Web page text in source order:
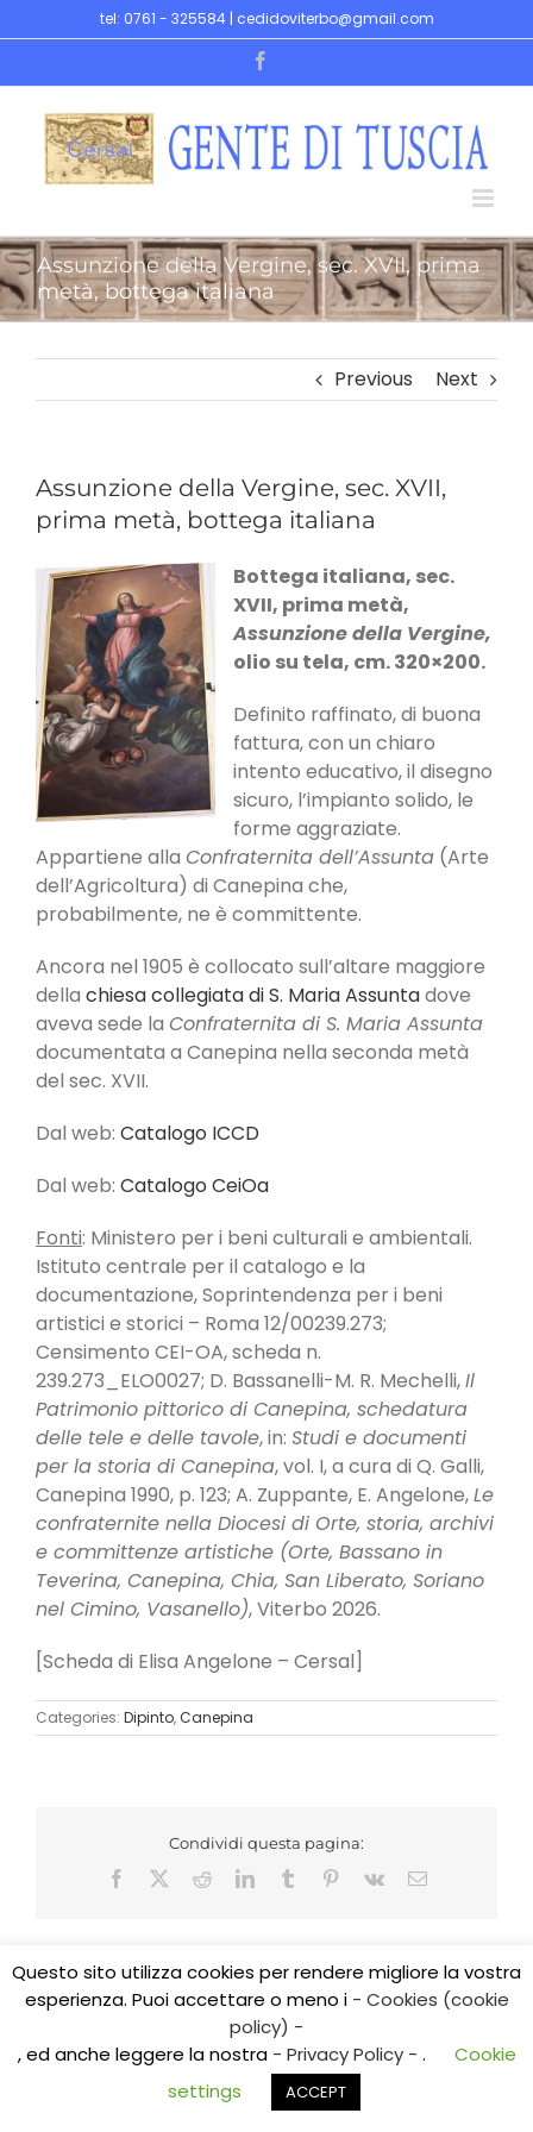
to
tel: 0761 - 325584 | cedidoviterbo@gmail.com
Assunzione della Vergine, sec. XVII, prima
metà, bottega italiana
Previous Next
Assunzione della Vergine, sec. XVII,
prima metà, bottega italiana
Bottega italiana, sec.
XVII, prima metà,
Assunzione della Vergine,
olio su tela, cm. 320×200.
Definito raffinato, di buona
fattura, con un chiaro
intento educativo, il disegno
sicuro, l’impianto solido, le
forme aggraziate.
Appartiene alla Confraternita dell’Assunta (Arte
dell’Agricoltura) di Canepina che,
probabilmente, ne è committente.
Ancora nel 1905 è collocato sull’altare maggiore
della chiesa collegiata di S. Maria Assuntadove
aveva sede la Confraternita di S. Maria Assunta
documentata a Canepina nella seconda metà
del sec. XVII.
Dal web: Catalogo ICCD
Dal web: Catalogo CeiOa
Fonti: Ministero per i beni culturali e ambientali.
Istituto centrale per il catalogo e la
documentazione, Soprintendenza per i beni
artistici e storici – Roma 12/00239.273;
Censimento CEI-OA, scheda n.
239.273_ELO0027; D. Bassanelli-M. R. Mechelli,Il
Patrimonio pittorico di Canepina, schedatura
delle tele e delle tavole, in: Studi e documenti
per la storia di Canepina, vol. I, a cura di Q. Galli,
Canepina 1990, p. 123; A. Zuppante, E. Angelone,Le
confraternite nella Diocesi di Orte, storia, archivi
e committenze artistiche (Orte, Bassano in
Teverina, Canepina, Chia, San Liberato, Soriano
nel Cimino, Vasanello), Viterbo 2026.
[Scheda di Elisa Angelone – Cersal]
Categories: Dipinto,Canepina
Condividi questa pagina:
Facebook
RedditLinkedInTumblr Pinterest
Vk Email
Copyright 2017 CEDIDO v.2.3 | All Rights Reserved | Tel.
0761/325584
E-mail: cedidoviterbo@gmail.com | E-mail:
centroricerchealtolazio@gmail.com
Facebook
Questo sito utilizza cookies per rendere migliore la vostra
esperienza. Puoi accettare o meno i - Cookies (cookie
policy) -
, ed anche leggere la nostra - Privacy Policy - .
Cookie
settings
ACCEPT